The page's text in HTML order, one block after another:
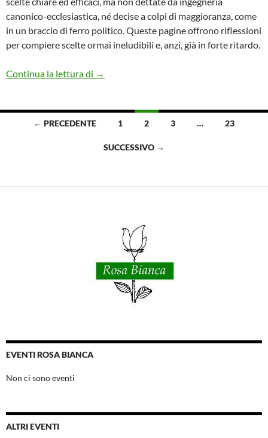
canonico-ecclesiastica, né decise a colpi di maggioranza, come
in un braccio di ferro politico. Queste pagine offrono riflessioni
per compiere scelte ormai ineludibili e, anzi, già in forte ritardo.
Continua la lettura di Riformare la Chiesa
→
Navigazione
← PRECEDENTE 1 2 3 … 23
SUCCESSIVO →
EVENTI ROSA BIANCA
Non ci sono eventi
ALTRI EVENTI